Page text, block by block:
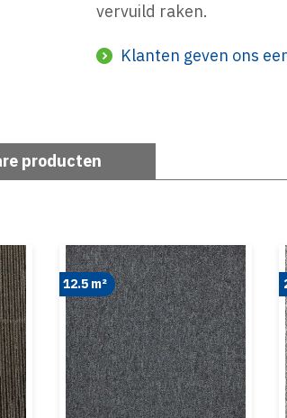
vervuild raken.
Klanten geven ons
producten
12.5 m²